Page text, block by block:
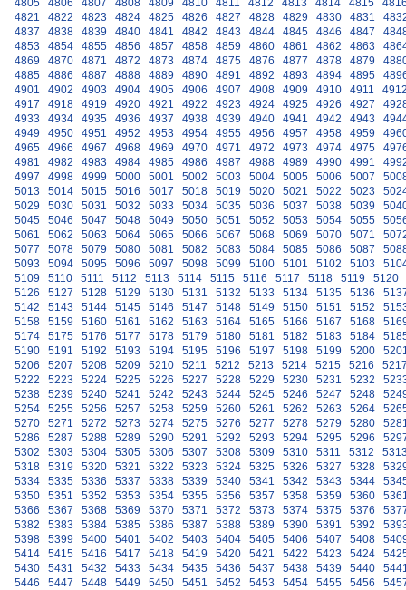
4805 4806 4807 4808 4809 4810 4811 4812 4813 4814 4815
4821
4822 4823 4824 4825 4826 4827 4828 4829 4830 4831
4837
4838 4839 4840 4841 4842 4843 4844 4845 4846 4847
4853
4854 4855 4856 4857 4858 4859 4860 4861 4862 4863
4869
4870 4871 4872 4873 4874 4875 4876 4877 4878 4879
4885
4886 4887 4888 4889 4890 4891 4892 4893 4894 4895
4901
4902 4903 4904 4905 4906 4907 4908 4909 4910 4911
4917
4918 4919 4920 4921 4922 4923 4924 4925 4926 4927
4933
4934 4935 4936 4937 4938 4939 4940 4941 4942 4943
4949
4950 4951 4952 4953 4954 4955 4956 4957 4958 4959
4965
4966 4967 4968 4969 4970 4971 4972 4973 4974 4975
4981
4982 4983 4984 4985 4986 4987 4988 4989 4990 4991
4997
4998 4999 5000 5001 5002 5003 5004 5005 5006 5007
5013
5014 5015 5016 5017 5018 5019 5020 5021 5022 5023
5029
5030 5031 5032 5033 5034 5035 5036 5037 5038 5039
5045
5046 5047 5048 5049 5050 5051 5052 5053 5054 5055
5061
5062 5063 5064 5065 5066 5067 5068 5069 5070 5071
5077
5078 5079 5080 5081 5082 5083 5084 5085 5086 5087
5093
5094 5095 5096 5097 5098 5099 5100 5101 5102 5103
5109
5110 5111 5112 5113 5114 5115 5116 5117 5118 5119
5120
5126
5127 5128 5129 5130 5131 5132 5133 5134 5135 5136
5142
5143 5144 5145 5146 5147 5148 5149 5150 5151 5152
5158
5159 5160 5161 5162 5163 5164 5165 5166 5167 5168
5174
5175 5176 5177 5178 5179 5180 5181 5182 5183 5184
5190
5191 5192 5193 5194 5195 5196 5197 5198 5199 5200
5206
5207 5208 5209 5210 5211 5212 5213 5214 5215 5216
5222
5223 5224 5225 5226 5227 5228 5229 5230 5231 5232
5238
5239 5240 5241 5242 5243 5244 5245 5246 5247 5248
5254
5255 5256 5257 5258 5259 5260 5261 5262 5263 5264
5270
5271 5272 5273 5274 5275 5276 5277 5278 5279 5280
5286
5287 5288 5289 5290 5291 5292 5293 5294 5295 5296
5302
5303 5304 5305 5306 5307 5308 5309 5310 5311 5312
5318
5319 5320 5321 5322 5323 5324 5325 5326 5327 5328
5334
5335 5336 5337 5338 5339 5340 5341 5342 5343 5344
5350
5351 5352 5353 5354 5355 5356 5357 5358 5359 5360
5366
5367 5368 5369 5370 5371 5372 5373 5374 5375 5376
5382
5383 5384 5385 5386 5387 5388 5389 5390 5391 5392
5398
5399 5400 5401 5402 5403 5404 5405 5406 5407 5408
5414
5415 5416 5417 5418 5419 5420 5421 5422 5423 5424
5430
5431 5432 5433 5434 5435 5436 5437 5438 5439 5440
5446
5447 5448 5449 5450 5451 5452 5453 5454 5455 5456